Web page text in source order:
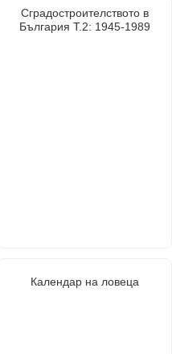
Сградостроителството в
България Т.2: 1945-1989
Календар на ловеца